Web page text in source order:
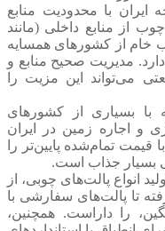
ایران با محدودیت منابع
از منابع داخلی (مانند
خام از کشورهای همسایه
مدیریت صحیح منابع و
می‌تواند این مزیت را
با بسیاری از کشورهای
و اجاره زمین در ایران
قیمت تمام‌شده پایین‌تر را
بسیار جذاب است.
انواع پالت‌های چوبی، از
تا پالت‌های سفارشی با
را داراست. همچنین،